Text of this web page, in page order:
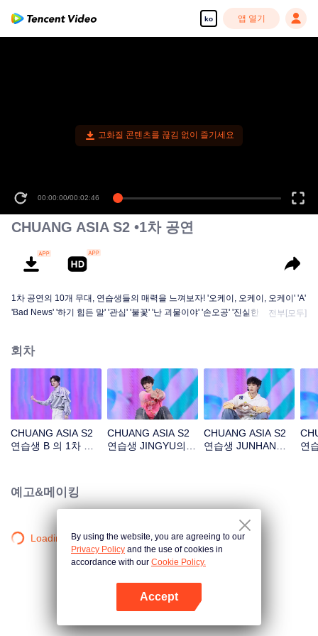
ko 앱 열기
고화질 콘텐츠를 끊김 없이 즐기세요
00:00:00/00:02:46
CHUANG ASIA S2 •1차 공연
1차 공연의 10개 무대, 연습생들의 매력을 느껴보자! '오케이, 오케이, 오케이' 'A'
'Bad News' '하기 힘든 말' '관심' '불꽃' '난 괴물이야' '손오공' '진실한 사랑' '달빛
전부[모두]
회차
CHUANG ASIA S2
연습생 B 의 1차 공
CHUANG ASIA S2
연습생 JINGYU의 1
CHUANG ASIA S2
연습생 JUNHAN의 1
연
예고&메이킹
Loading…By using the website, you are agreeing to our
Privacy Policy and the use of cookies in
accordance with our Cookie Policy.
Accept